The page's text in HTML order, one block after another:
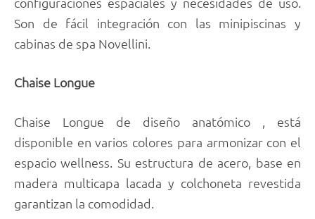
Son de fácil integración con las minipiscinas y
cabinas de spa Novellini.
Chaise Longue
Chaise Longue de diseño anatómico , está
disponible en varios colores para armonizar con el
espacio wellness. Su estructura de acero, base en
madera multicapa lacada y colchoneta revestida
garantizan la comodidad.